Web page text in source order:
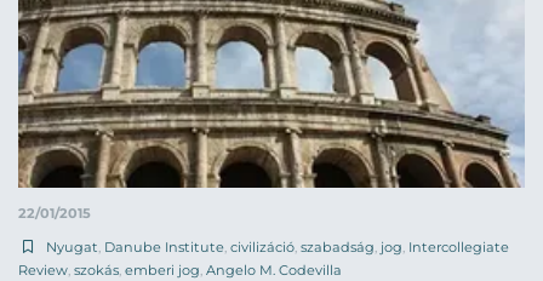
22/01/2015
Nyugat, Danube Institute, civilizáció, szabadság, jog, Intercollegiate
Review, szokás, emberi jog, Angelo M. Codevilla